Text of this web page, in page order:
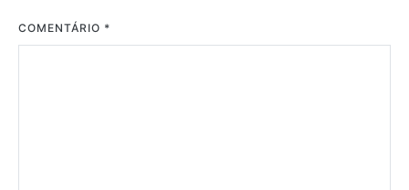
COMENTÁRIO *